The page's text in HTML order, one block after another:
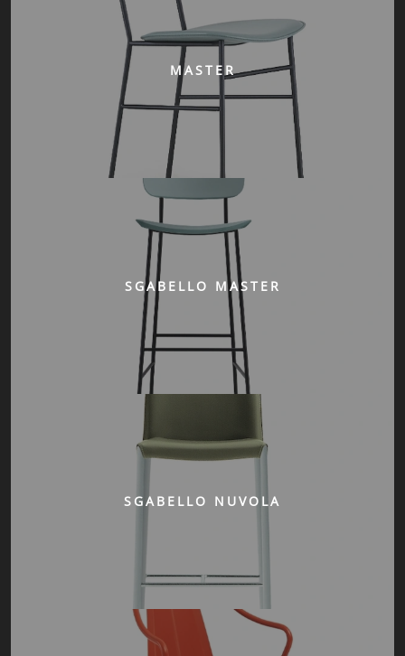
MASTER
SGABELLO MASTER
SGABELLO NUVOLA